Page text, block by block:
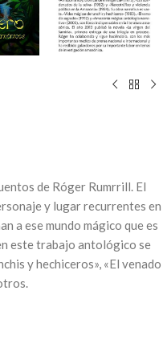
de Róger Rumrrill. El
y lugar recurrentes en
a ese mundo mágico que es
este trabajo antológico se
y hechiceros», «El venado